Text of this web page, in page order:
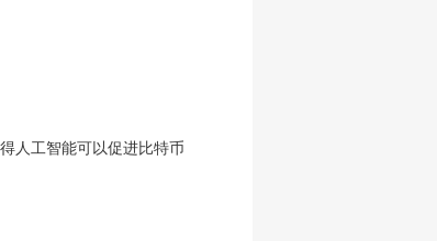
人工智能可以促进比特币